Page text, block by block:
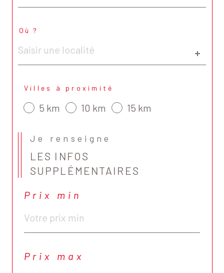
Où ?
Villes à proximité
5 km 10 km 15 km
Je renseigne
LES INFOS
SUPPLÉMENTAIRES
Prix min
Prix max